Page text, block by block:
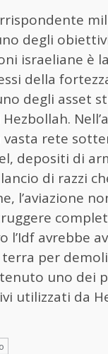
degli
israeliane è
della
degli asset
vasta rete
depositi di
di razzi
l’aviazione
l’Idf avrebbe
per
uno dei
utilizzati da